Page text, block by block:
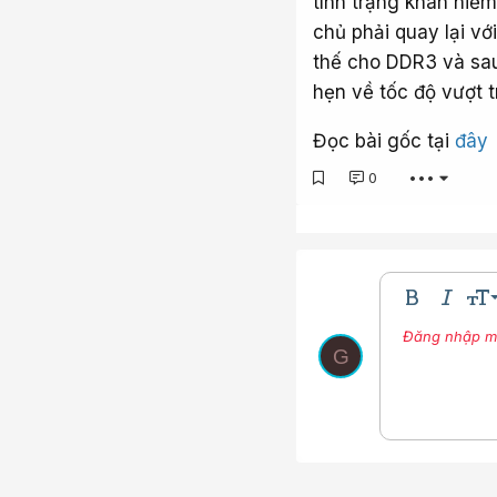
chủ phải quay lại
thế cho DDR3 và
hẹn về tốc độ vượt
Đọc bài gốc tại đây
0 •••
G
Bold In
10
18
Nhúng thư
Màu chữ
Đăng nhập